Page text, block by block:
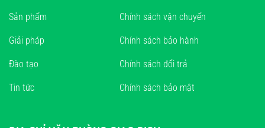
Sản phẩm
Giải pháp
Đào tạo
Tin tức
Chính sách vận chuyển
Chính sách bảo hành
Chính sách đổi trả
Chính sách bảo mật